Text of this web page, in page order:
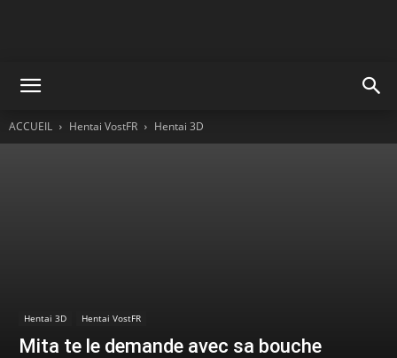
ACCUEIL Hentai VostFR Hentai 3D
Hentai 3D Hentai VostFR
Mita te le demande avec sa bouche